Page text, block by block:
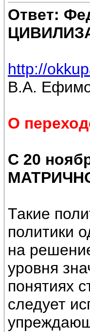
Ответ:
http://
В.А.
О
С 20
Такие
политики
на
уровня
понятиях
следует